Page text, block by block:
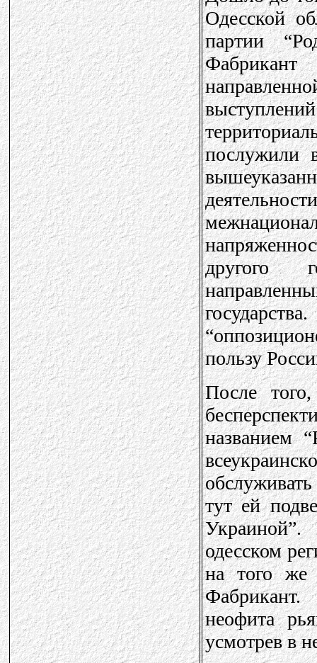
Одесской
партии
Фабрикант
послужили
другого
пользу
После
названием
тут ей
одесском
на того же
неофита
усмотрев в